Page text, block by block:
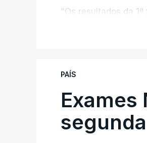
"Os resultados da
de ingresso", refere
O MECI salienta
dos Exames
candidatos à 1.ª
PAÍS
Exames